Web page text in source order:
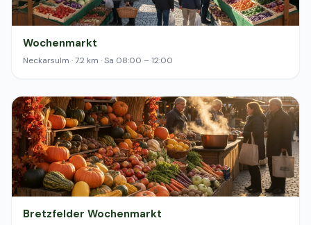
Wochenmarkt
Neckarsulm · 7.2 km · Sa 08:00 – 12:00
Bretzfelder Wochenmarkt